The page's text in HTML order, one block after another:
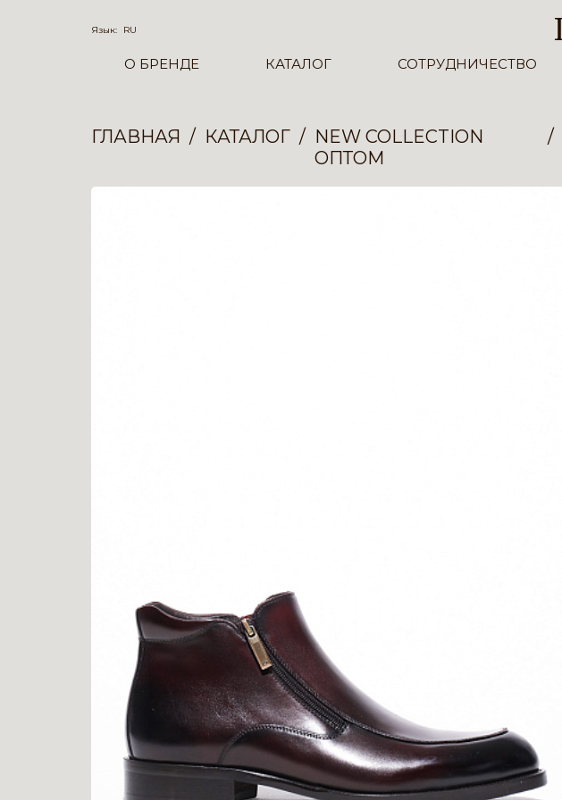
Язык: RU
О БРЕНДЕ КАТАЛОГ СОТРУДНИЧЕСТВО
ГЛАВНАЯ КАТАЛОГ
NEW COLLECTION
ОПТОМ